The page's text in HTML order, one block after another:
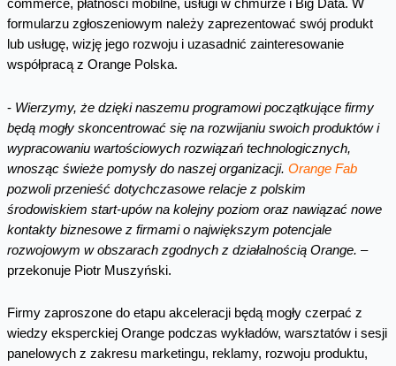
commerce, płatności mobilne, usługi w chmurze i Big Data. W
formularzu zgłoszeniowym należy zaprezentować swój produkt
lub usługę, wizję jego rozwoju i uzasadnić zainteresowanie
współpracą z Orange Polska.
- Wierzymy, że dzięki naszemu programowi początkujące firmy
będą mogły skoncentrować się na rozwijaniu swoich produktów i
wypracowaniu wartościowych rozwiązań technologicznych,
wnosząc świeże pomysły do naszej organizacji. Orange Fab
pozwoli przenieść dotychczasowe relacje z polskim
środowiskiem start-upów na kolejny poziom oraz nawiązać nowe
kontakty biznesowe z firmami o największym potencjale
rozwojowym w obszarach zgodnych z działalnością Orange. –
przekonuje Piotr Muszyński.
Firmy zaproszone do etapu akceleracji będą mogły czerpać z
wiedzy eksperckiej Orange podczas wykładów, warsztatów i sesji
panelowych z zakresu marketingu, reklamy, rozwoju produktu,